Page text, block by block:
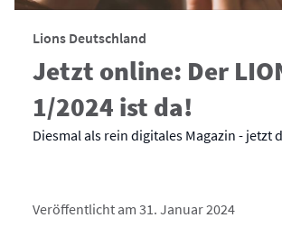
Lions Deutschland
Jetzt online: Der
1/2024 ist da!
Diesmal als rein digitales Magazin - jetzt
Veröffentlicht am 31. Januar 2024